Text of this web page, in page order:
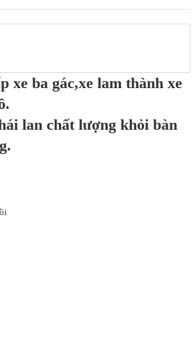
xe ba gác,xe lam thành xe
lan chất lượng khỏi bàn